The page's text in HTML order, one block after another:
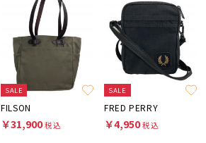
SALE
FILSON
￥31,900税込
SALE
FRED PERRY
￥4,950税込